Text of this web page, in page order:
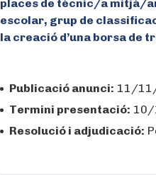
places de tècnic/a mitjà/
escolar, grup de
la creació d’una borsa de
Publicació anunci: 11/
Termini presentació: 10/
Resolució i adjudicació: